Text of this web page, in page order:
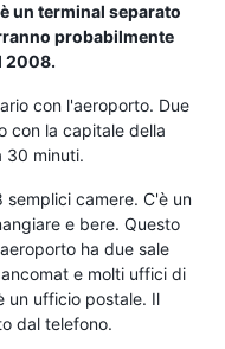
un terminal separato
probabilmente
2008.
con l'aeroporto. Due
con la capitale della
30 minuti.
camere. C'è un
e bere. Questo
ha due sale
e molti uffici di
un ufficio postale. Il
dal telefono.